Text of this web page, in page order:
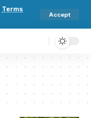
Terms
Accept